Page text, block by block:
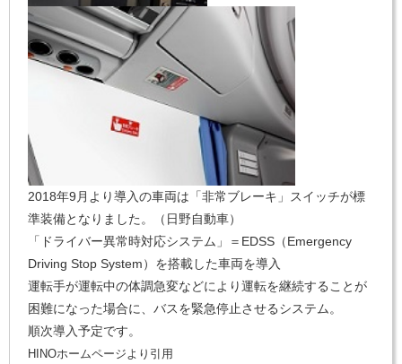
2018年9月より導入の車両は「非常ブレーキ」スイッチが標
準装備となりました。（日野自動車）
「ドライバー異常時対応システム」＝EDSS（Emergency
Driving Stop System）を搭載した車両を導入
運転手が運転中の体調急変などにより運転を継続することが
困難になった場合に、バスを緊急停止させるシステム。
順次導入予定です。
HINOホームページより引用